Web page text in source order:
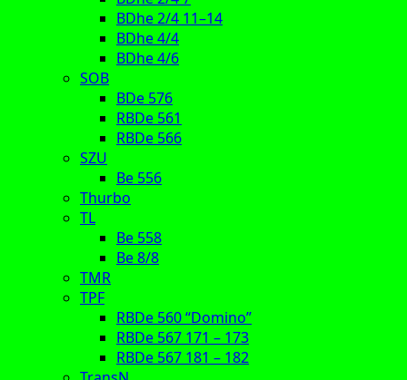
BDhe 2/4 11–14
BDhe 4/4
BDhe 4/6
SOB
BDe 576
RBDe 561
RBDe 566
SZU
Be 556
Thurbo
TL
Be 558
Be 8/8
TMR
TPF
RBDe 560 “Domino”
RBDe 567 171 – 173
RBDe 567 181 – 182